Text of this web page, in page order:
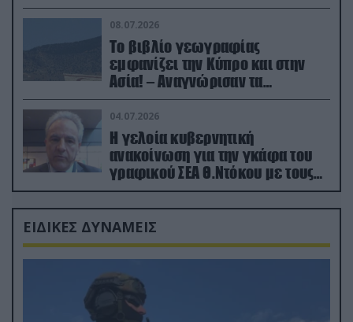
08.07.2026
Το βιβλίο γεωγραφίας
εμφανίζει την Κύπρο και στην
Ασία! – Αναγνώρισαν τα
κατεχόμενα; (φωτο)
04.07.2026
Η γελοία κυβερνητική
ανακοίνωση για την γκάφα του
γραφικού ΣΕΑ Θ.Ντόκου με τους
Ρώσους φαρσέρ
ΕΙΔΙΚΕΣ ΔΥΝΑΜΕΙΣ